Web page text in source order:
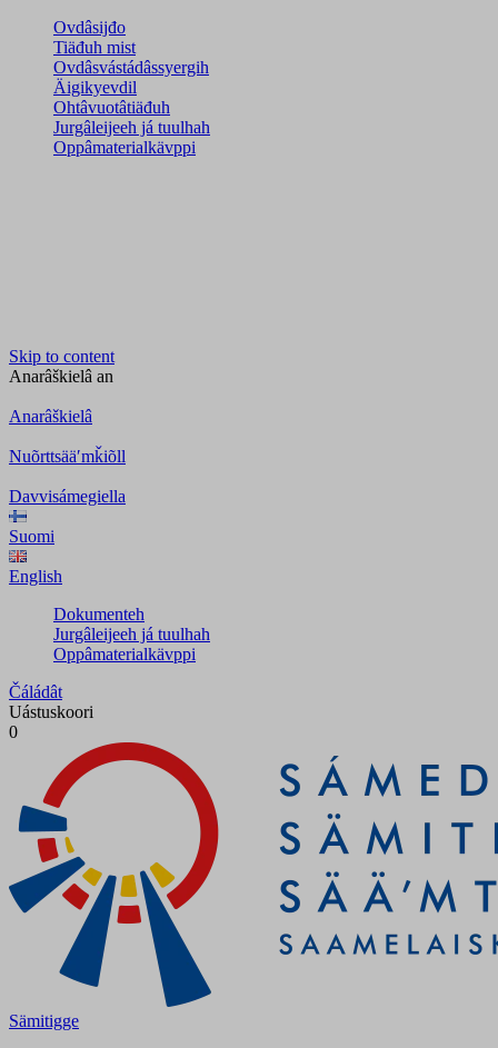
Ovdâsijđo
Tiäđuh mist
Ovdâsvástádâssyergih
Äigikyevdil
Ohtâvuotâtiäđuh
Jurgâleijeeh já tuulhah
Oppâmaterialkävppi
Skip to content
Anarâškielâ an
Anarâškielâ
Nuõrttsääʹmǩiõll
Davvisámegiella
Suomi
English
Dokumenteh
Jurgâleijeeh já tuulhah
Oppâmaterialkävppi
Čáládât
Uástuskoori
0
Sämitigge